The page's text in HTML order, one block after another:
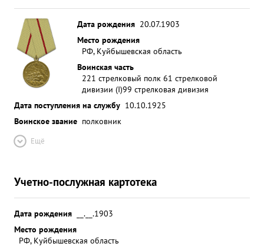
Дата рождения 20.07.1903
Место рождения
РФ, Куйбышевская область
Воинская часть
221 стрелковый полк 61 стрелковой
дивизии (I)99 стрелковая дивизия
Дата поступления на службу 10.10.1925
Воинское звание полковник
Ещё
Учетно-послужная картотека
Дата рождения
__.__.1903
Место рождения
РФ, Куйбышевская область